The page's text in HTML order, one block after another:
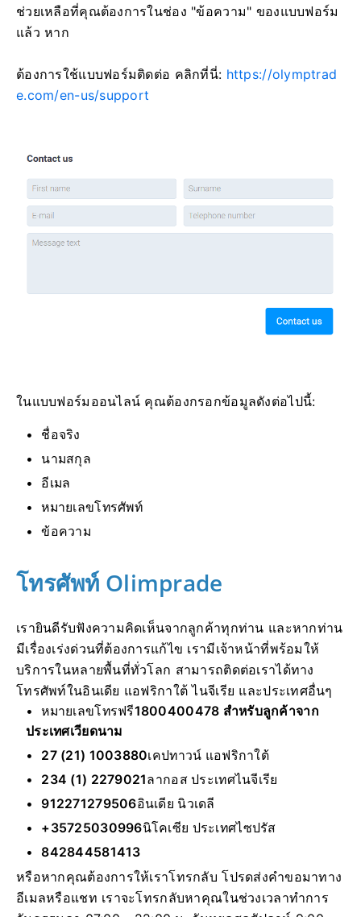
ช่วยเหลือที่คุณต้องการในช่อง "ข้อความ" ของแบบฟอร์ม
แล้ว หาก
ต้องการใช้แบบฟอร์มติดต่อ คลิกที่นี่: https://olymptrad
e.com/en-us/support
ในแบบฟอร์มออนไลน์ คุณต้องกรอกข้อมูลดังต่อไปนี้:
ชื่อจริง
นามสกุล
อีเมล
หมายเลขโทรศัพท์
ข้อความ
โทรศัพท์ Olimprade
เรายินดีรับฟังความคิดเห็นจากลูกค้าทุกท่าน และหากท่าน
มีเรื่องเร่งด่วนที่ต้องการแก้ไข เรามีเจ้าหน้าที่พร้อมให้
บริการในหลายพื้นที่ทั่วโลก สามารถติดต่อเราได้ทาง
โทรศัพท์ในอินเดีย แอฟริกาใต้ ไนจีเรีย และประเทศอื่นๆ
หมายเลขโทรฟรี1800400478 สำหรับลูกค้าจาก
ประเทศเวียดนาม
27 (21) 1003880เคปทาวน์ แอฟริกาใต้
234 (1) 2279021ลากอส ประเทศไนจีเรีย
912271279506อินเดีย นิวเดลี
+35725030996นิโคเซีย ประเทศไซปรัส
842844581413
หรือหากคุณต้องการให้เราโทรกลับ โปรดส่งคำขอมาทาง
อีเมลหรือแชท เราจะโทรกลับหาคุณในช่วงเวลาทำการ